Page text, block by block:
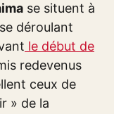
se situent à
déroulant
le début de
redevenus
ceux de
» de la